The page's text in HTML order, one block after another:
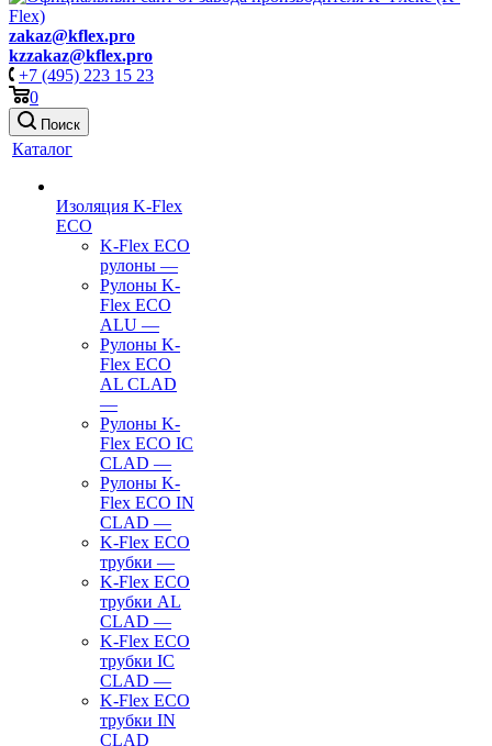
zakaz@kflex.pro
kzzakaz@kflex.pro
+7 (495) 223 15 23
0
Поиск
Каталог
Изоляция K-Flex
ECO
K-Flex ECO
рулоны —
Рулоны K-
Flex ECO
ALU —
Рулоны K-
Flex ECO
AL CLAD
—
Рулоны K-
Flex ECO IC
CLAD —
Рулоны K-
Flex ECO IN
CLAD —
K-Flex ECO
трубки —
K-Flex ECO
трубки AL
CLAD —
K-Flex ECO
трубки IC
CLAD —
K-Flex ECO
трубки IN
CLAD